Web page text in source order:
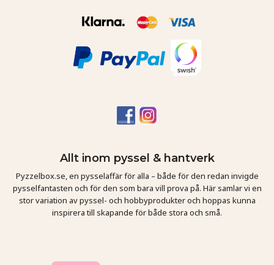
Allt inom pyssel & hantverk
Pyzzelbox.se, en pysselaffär för alla – både för den redan invigde
pysselfantasten och för den som bara vill prova på. Här samlar vi en
stor variation av pyssel- och hobbyprodukter och hoppas kunna
inspirera till skapande för både stora och små.